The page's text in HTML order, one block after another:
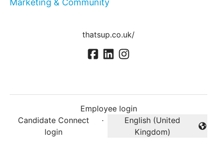
Marketing & Community
thatsup.co.uk/
Employee login
Candidate Connect
login
·
Change language
English (United
Kingdom)